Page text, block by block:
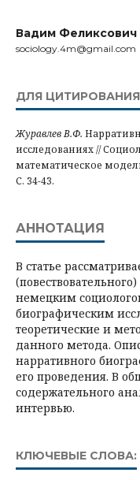
Вадим
sociology.4m@gmail.com
ДЛЯ ЦИТИРОВАНИЯ
Журавлев В.Ф.
исследованиях //
математическое
С. 34-43.
АННОТАЦИЯ
В статье
немецким
биографическим
теоретические и
данного метода.
нарративного
его проведения. В
содержательного
интервью.
КЛЮЧЕВЫЕ СЛОВА: